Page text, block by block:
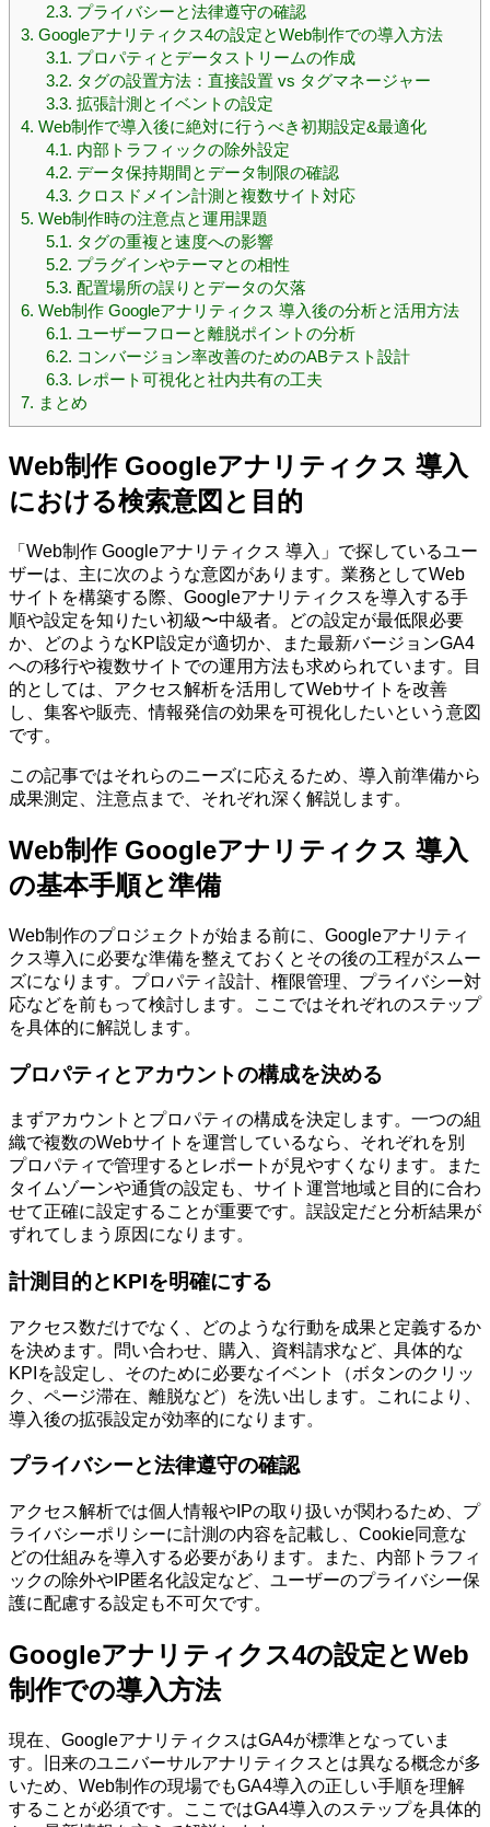
2.3. プライバシーと法律遵守の確認
3. Googleアナリティクス4の設定とWeb制作での導入方法
3.1. プロパティとデータストリームの作成
3.2. タグの設置方法：直接設置 vs タグマネージャー
3.3. 拡張計測とイベントの設定
4. Web制作で導入後に絶対に行うべき初期設定&最適化
4.1. 内部トラフィックの除外設定
4.2. データ保持期間とデータ制限の確認
4.3. クロスドメイン計測と複数サイト対応
5. Web制作時の注意点と運用課題
5.1. タグの重複と速度への影響
5.2. プラグインやテーマとの相性
5.3. 配置場所の誤りとデータの欠落
6. Web制作 Googleアナリティクス 導入後の分析と活用方法
6.1. ユーザーフローと離脱ポイントの分析
6.2. コンバージョン率改善のためのABテスト設計
6.3. レポート可視化と社内共有の工夫
7. まとめ
Web制作 Googleアナリティクス 導入
における検索意図と目的
「Web制作 Googleアナリティクス 導入」で探しているユー
ザーは、主に次のような意図があります。業務としてWeb
サイトを構築する際、Googleアナリティクスを導入する手
順や設定を知りたい初級〜中級者。どの設定が最低限必要
か、どのようなKPI設定が適切か、また最新バージョンGA4
への移行や複数サイトでの運用方法も求められています。目
的としては、アクセス解析を活用してWebサイトを改善
し、集客や販売、情報発信の効果を可視化したいという意図
です。
この記事ではそれらのニーズに応えるため、導入前準備から
成果測定、注意点まで、それぞれ深く解説します。
Web制作 Googleアナリティクス 導入
の基本手順と準備
Web制作のプロジェクトが始まる前に、Googleアナリティ
クス導入に必要な準備を整えておくとその後の工程がスムー
ズになります。プロパティ設計、権限管理、プライバシー対
応などを前もって検討します。ここではそれぞれのステップ
を具体的に解説します。
プロパティとアカウントの構成を決める
まずアカウントとプロパティの構成を決定します。一つの組
織で複数のWebサイトを運営しているなら、それぞれを別
プロパティで管理するとレポートが見やすくなります。また
タイムゾーンや通貨の設定も、サイト運営地域と目的に合わ
せて正確に設定することが重要です。誤設定だと分析結果が
ずれてしまう原因になります。
計測目的とKPIを明確にする
アクセス数だけでなく、どのような行動を成果と定義するか
を決めます。問い合わせ、購入、資料請求など、具体的な
KPIを設定し、そのために必要なイベント（ボタンのクリッ
ク、ページ滞在、離脱など）を洗い出します。これにより、
導入後の拡張設定が効率的になります。
プライバシーと法律遵守の確認
アクセス解析では個人情報やIPの取り扱いが関わるため、プ
ライバシーポリシーに計測の内容を記載し、Cookie同意な
どの仕組みを導入する必要があります。また、内部トラフィ
ックの除外やIP匿名化設定など、ユーザーのプライバシー保
護に配慮する設定も不可欠です。
Googleアナリティクス4の設定とWeb
制作での導入方法
現在、GoogleアナリティクスはGA4が標準となっていま
す。旧来のユニバーサルアナリティクスとは異なる概念が多
いため、Web制作の現場でもGA4導入の正しい手順を理解
することが必須です。ここではGA4導入のステップを具体的